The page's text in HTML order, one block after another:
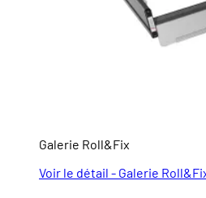
Galerie Roll&Fix
Voir le détail - Galerie